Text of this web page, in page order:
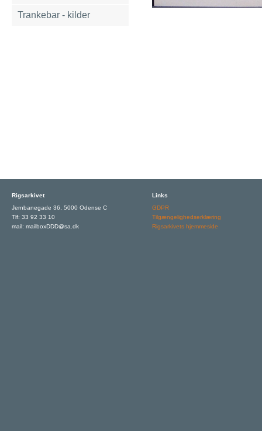
Trankebar - kilder
Rigsarkivet
Jernbanegade 36, 5000 Odense C
Tlf: 33 92 33 10
mail: mailboxDDD@sa.dk
Links
GDPR
Tilgængelighedserklæring
Rigsarkivets hjemmeside